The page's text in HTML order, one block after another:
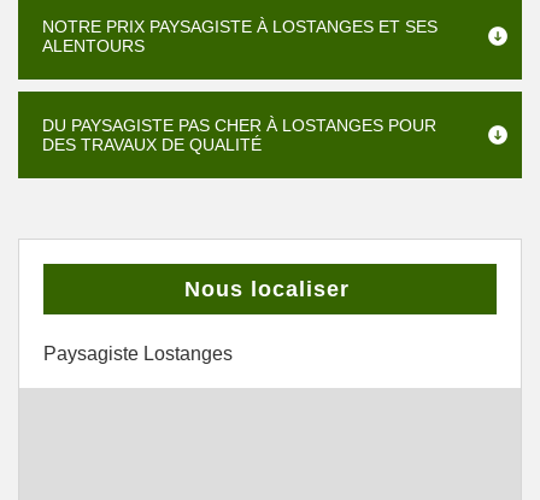
NOTRE PRIX PAYSAGISTE À LOSTANGES ET SES
ALENTOURS
DU PAYSAGISTE PAS CHER À LOSTANGES POUR
DES TRAVAUX DE QUALITÉ
Nous localiser
Paysagiste Lostanges